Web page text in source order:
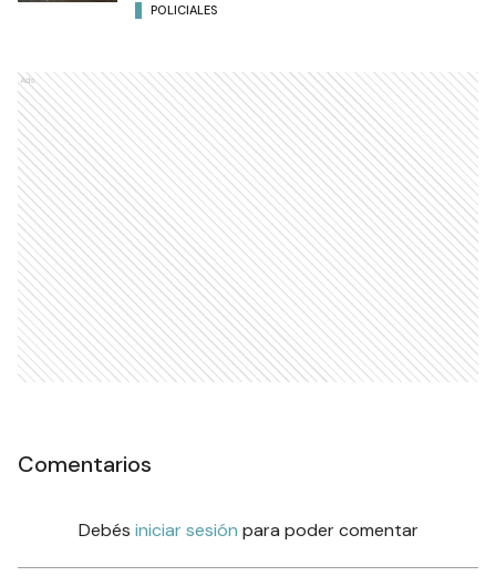
POLICIALES
Ads
Comentarios
Debés iniciar sesión para poder comentar